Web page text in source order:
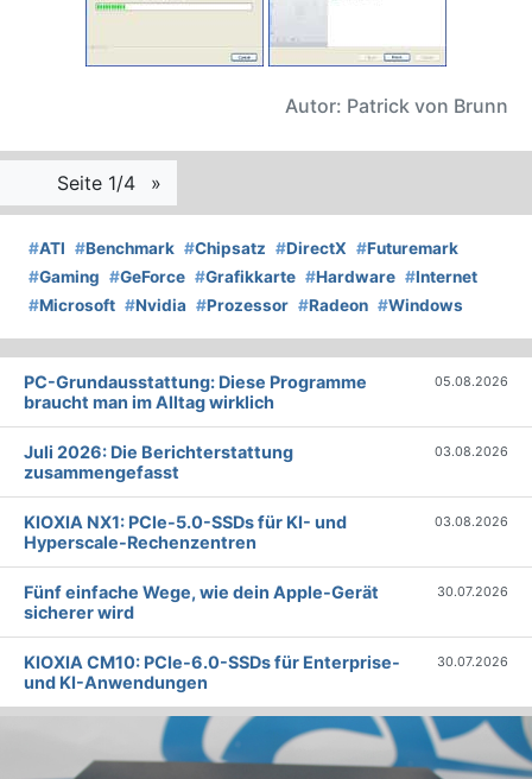
Autor: Patrick von Brunn
Seite 1/4 »
#ATI #Benchmark #Chipsatz #DirectX #Futuremark
#Gaming #GeForce #Grafikkarte #Hardware #Internet
#Microsoft #Nvidia #Prozessor #Radeon #Windows
PC-Grundausstattung: Diese Programme
braucht man im Alltag wirklich
05.08.2026
Juli 2026: Die Bericht­erstattung
zusammengefasst
03.08.2026
KIOXIA NX1: PCIe-5.0-SSDs für KI- und
Hyperscale-Rechenzentren
03.08.2026
Fünf einfache Wege, wie dein Apple-Gerät
sicherer wird
30.07.2026
KIOXIA CM10: PCIe-6.0-SSDs für Enterprise-
und KI-Anwendungen
30.07.2026